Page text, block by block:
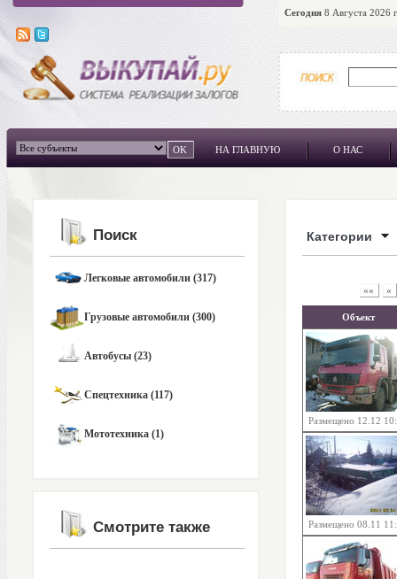
Сегодня 8 Августа 2026
НА ГЛАВНУЮ О НАС
Поиск
Легковые автомобили (317)
Грузовые автомобили (300)
Автобусы (23)
Спецтехника (117)
Мототехника (1)
Смотрите также
Категории
«« «
Объект
Размещено 12.12
Размещено 08.11